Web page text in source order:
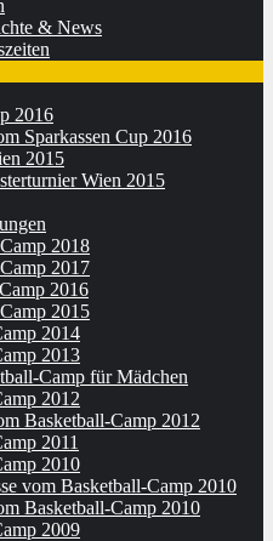
& News
2016
Sparkassen Cup 2016
2015
Wien 2015
2018
2017
2016
2015
2014
2013
Camp für Mädchen
2012
Basketball-Camp 2012
2011
2010
vom Basketball-Camp 2010
Basketball-Camp 2010
2009